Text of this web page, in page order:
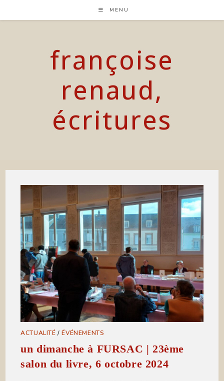
content
MENU
françoise
renaud,
écritures
ACTUALITÉ /ÉVÉNEMENTS
un dimanche à FURSAC | 23ème
salon du livre, 6 octobre 2024